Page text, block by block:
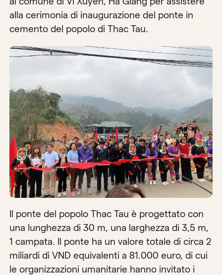
alla cerimonia di inaugurazione del ponte in
cemento del popolo di Thac Tau.
Il ponte del popolo Thac Tau è progettato con
una lunghezza di 30 m, una larghezza di 3,5 m,
1 campata. Il ponte ha un valore totale di circa 2
miliardi di VND equivalenti a 81.000 euro, di cui
le organizzazioni umanitarie hanno invitato i